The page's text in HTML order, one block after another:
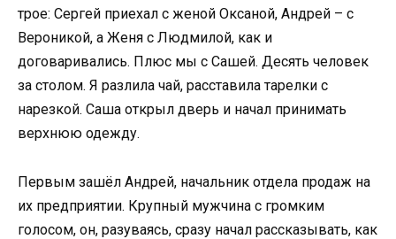
трое: Сергей приехал с женой Оксаной, Андрей – с
Вероникой, а Женя с Людмилой, как и
договаривались. Плюс мы с Сашей. Десять человек
за столом. Я разлила чай, расставила тарелки с
нарезкой. Саша открыл дверь и начал принимать
верхнюю одежду.
Первым зашёл Андрей, начальник отдела продаж на
их предприятии. Крупный мужчина с громким
голосом, он, разуваясь, сразу начал рассказывать, как